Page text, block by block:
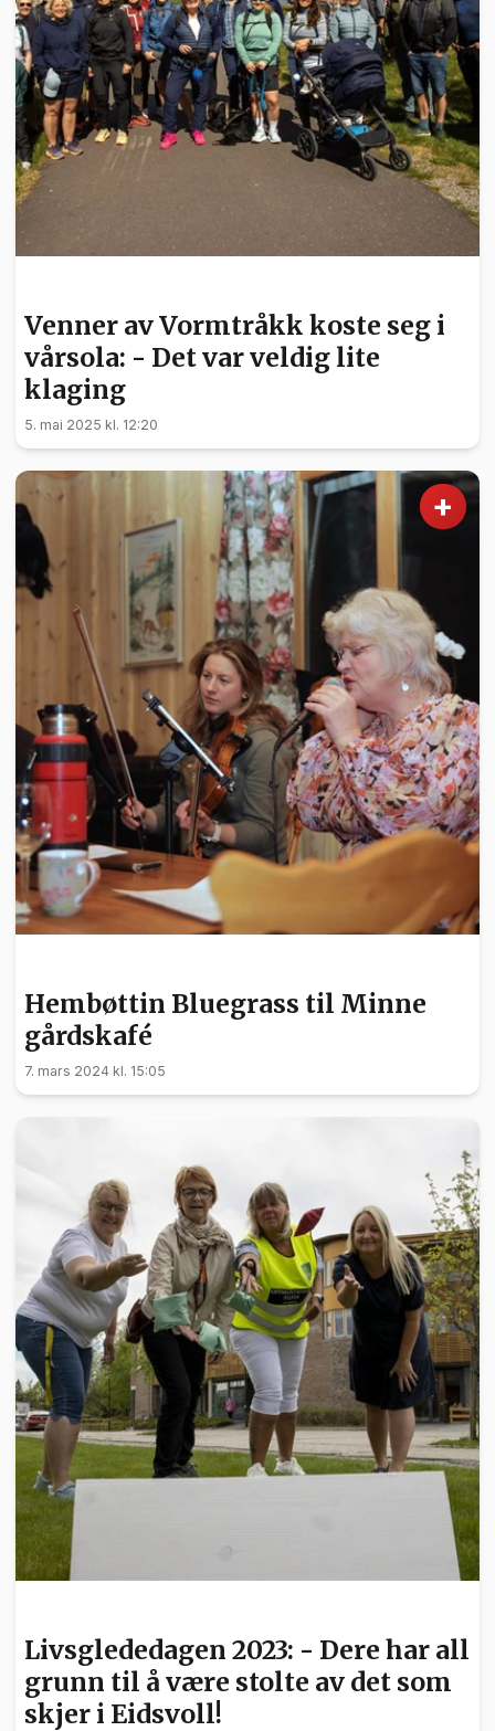
Venner av Vormtråkk koste seg i
vårsola: - Det var veldig lite
klaging
5. mai 2025 kl. 12:20
+
Hembøttin Bluegrass til Minne
gårdskafé
7. mars 2024 kl. 15:05
Livsglededagen 2023: - Dere har all
grunn til å være stolte av det som
skjer i Eidsvoll!